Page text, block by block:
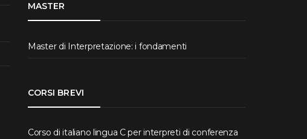
MASTER
Master di Interpretazione: i fondamenti
CORSI BREVI
Corso di italiano lingua C per interpreti di conferenza